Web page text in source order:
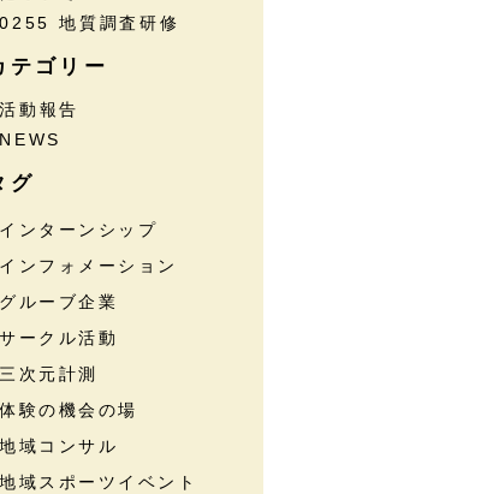
0255 地質調査研修
テゴリー
活動報告
NEWS
グ
インターンシップ
インフォメーション
グルーブ企業
サークル活動
三次元計測
体験の機会の場
地域コンサル
地域スポーツイベント